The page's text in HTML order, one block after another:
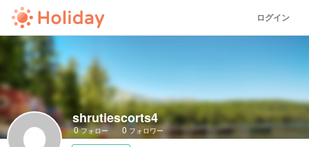
ログイン
shrutiescorts4
0フォロー 0 フォロワー